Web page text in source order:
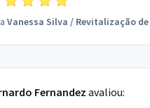
Vanessa Silva / Revitalização
Fernandez avaliou: